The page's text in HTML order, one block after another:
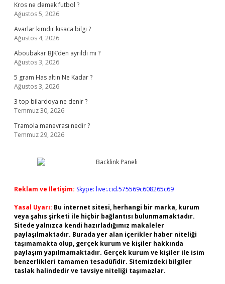
Kros ne demek futbol ?
Ağustos 5, 2026
Avarlar kimdir kısaca bilgi ?
Ağustos 4, 2026
Aboubakar BJK’den ayrıldı mı ?
Ağustos 3, 2026
5 gram Has altın Ne Kadar ?
Ağustos 3, 2026
3 top bilardoya ne denir ?
Temmuz 30, 2026
Tramola manevrası nedir ?
Temmuz 29, 2026
Reklam ve İletişim: Skype: live:.cid.575569c608265c69
Yasal Uyarı: Bu internet sitesi, herhangi bir marka, kurum
veya şahıs şirketi ile hiçbir bağlantısı bulunmamaktadır.
Sitede yalnızca kendi hazırladığımız makaleler
paylaşılmaktadır. Burada yer alan içerikler haber niteliği
taşımamakta olup, gerçek kurum ve kişiler hakkında
paylaşım yapılmamaktadır. Gerçek kurum ve kişiler ile isim
benzerlikleri tamamen tesadüfidir. Sitemizdeki bilgiler
taslak halindedir ve tavsiye niteliği taşımazlar.